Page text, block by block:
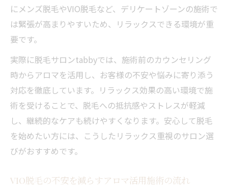
にメンズ脱毛やVIO脱毛など、デリケートゾーンの施術で
は緊張が高まりやすいため、リラックスできる環境が重
要です。
実際に脱毛サロンtabbyでは、施術前のカウンセリング
時からアロマを活用し、お客様の不安や悩みに寄り添う
対応を徹底しています。リラックス効果の高い環境で施
術を受けることで、脱毛への抵抗感やストレスが軽減
し、継続的なケアも続けやすくなります。安心して脱毛
を始めたい方には、こうしたリラックス重視のサロン選
びがおすすめです。
VIO脱毛の不安を減らすアロマ活用施術の流れ